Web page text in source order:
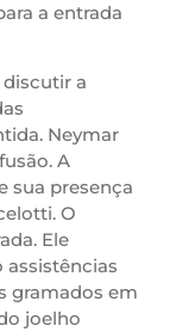
a entrada
a
Neymar
A
sua presença
O
Ele
gramados em
joelho